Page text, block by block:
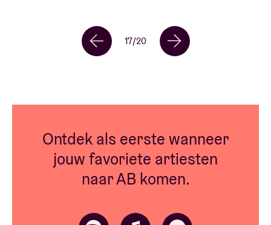
17/20
Ontdek als eerste wanneer
jouw favoriete artiesten
naar AB komen.